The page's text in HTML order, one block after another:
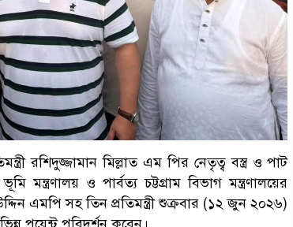
রশিদুজ্জামান মিল্লাত এম পির নেতৃত্ব বস্ত্র ও পাট
মন্ত্রণালয় ও পার্বত্য চট্টগ্রাম বিভাগ মন্ত্রণালয়ের
উদ্দিন এমপি সহ তিন প্রতিমন্ত্রী শুক্রবার (১২ জুন ২০২৬)